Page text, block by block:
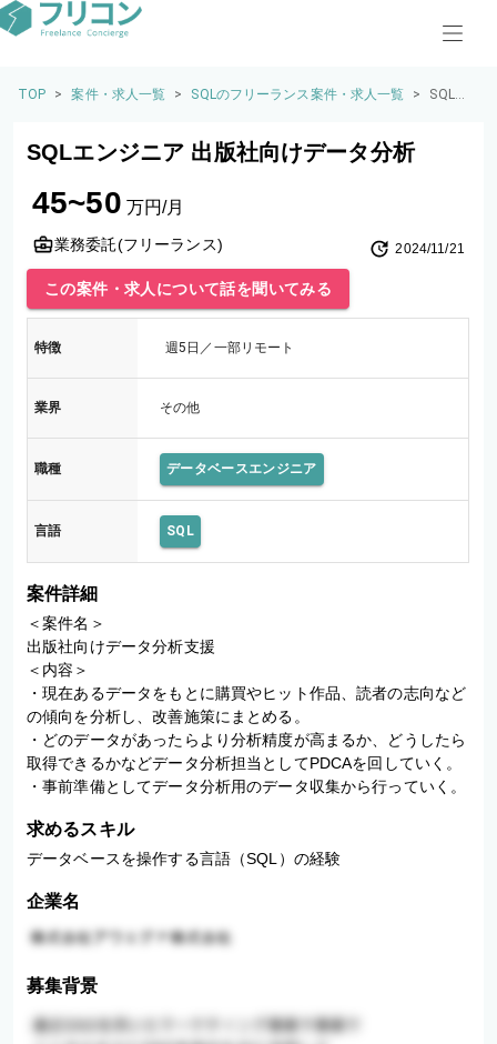
TOP > 案件・求人一覧 > SQLのフリーランス案件・求人一覧 >
SQLエ
SQLエンジニア 出版社向けデータ分析
45~50 万円/月
業務委託(フリーランス) 2024/11/21
この案件・求人について話を聞いてみる
特徴 週5日／一部リモート
業界 その他
職種 データベースエンジニア
言語 SQL
案件詳細
＜案件名＞
出版社向けデータ分析支援
＜内容＞
・現在あるデータをもとに購買やヒット作品、読者の志向など
の傾向を分析し、改善施策にまとめる。
・どのデータがあったらより分析精度が高まるか、どうしたら
取得できるかなどデータ分析担当としてPDCAを回していく。
・事前準備としてデータ分析用のデータ収集から行っていく。
求めるスキル
データベースを操作する言語（SQL）の経験
企業名
募集背景